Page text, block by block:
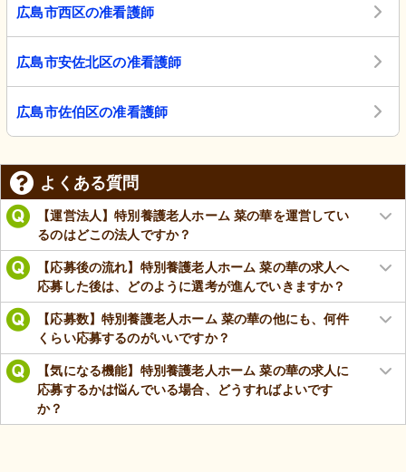
広島市西区の准看護師
広島市安佐北区の准看護師
広島市佐伯区の准看護師
よくある質問
【運営法人】特別養護老人ホーム 菜の華を運営してい
るのはどこの法人ですか？
【応募後の流れ】特別養護老人ホーム 菜の華の求人へ
応募した後は、どのように選考が進んでいきますか？
【応募数】特別養護老人ホーム 菜の華の他にも、何件
くらい応募するのがいいですか？
【気になる機能】特別養護老人ホーム 菜の華の求人に
応募するかは悩んでいる場合、どうすればよいです
か？